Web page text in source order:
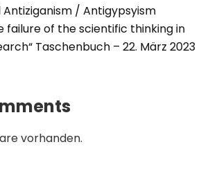
/ Antigypsyism
failure of the scientific thinking in
Taschenbuch – 22. März 2023
vorhanden.